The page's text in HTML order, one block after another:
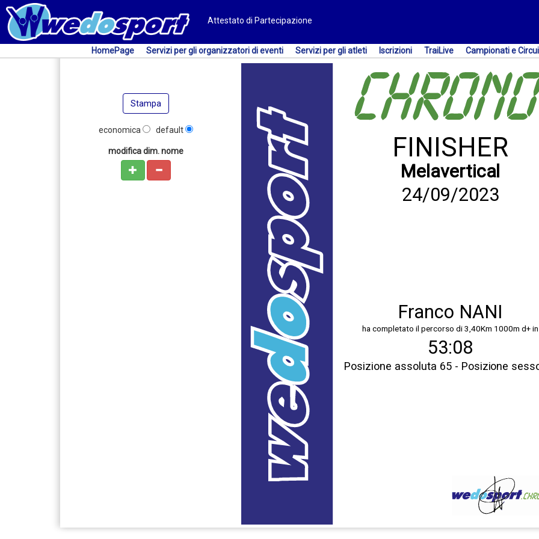
Attestato di Partecipazione
HomePage Servizi per gli organizzatori di eventi Servizi per gli atleti Iscrizioni TraiLive Campionati e
Stampa
economica default
modifica dim. nome FINISHER
Melavertical
Franco NANI
ha completato il percorso di 3,40Km 1000m d+ in
Posizione assoluta 65 - Posizione
53:08
24/09/2023